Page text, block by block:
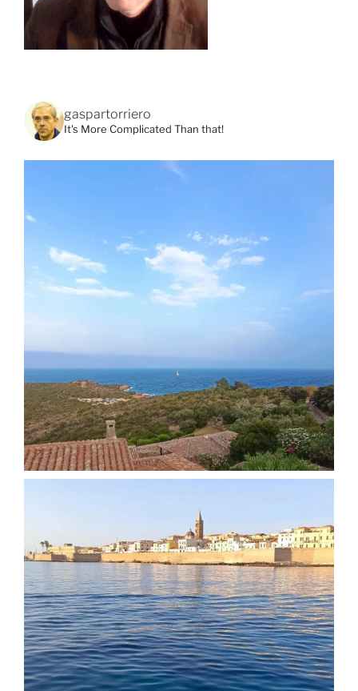
gaspartorriero
It's More Complicated Than that!